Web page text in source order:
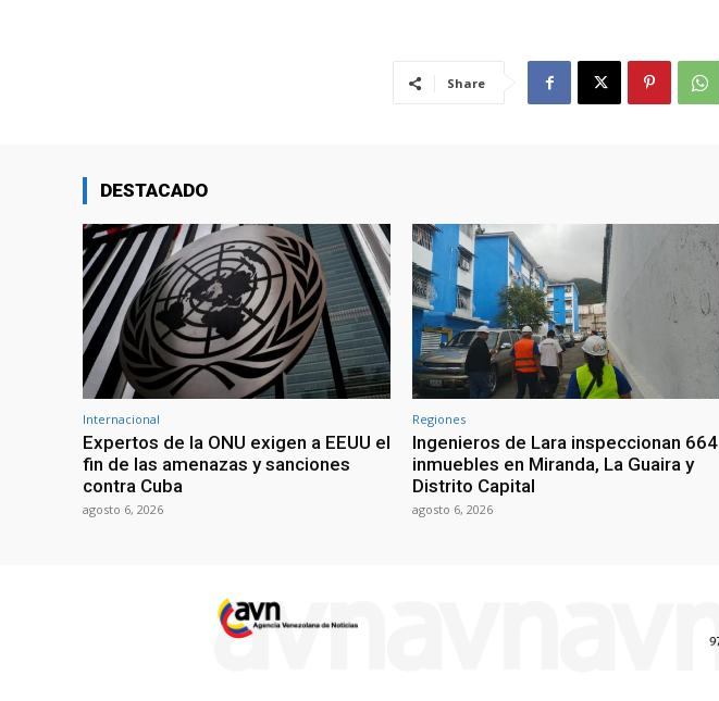
Share
DESTACADO
Internacional
Expertos de la ONU exigen a EEUU el
fin de las amenazas y sanciones
contra Cuba
agosto 6, 2026
Regiones
Ingenieros de Lara inspeccionan 664
inmuebles en Miranda, La Guaira y
Distrito Capital
agosto 6, 2026